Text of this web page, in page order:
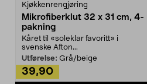
Kjøkkenrengjøring
Mikrofiberklut 32 x 31 cm, 4-
pakning
Kåret til «soleklar favoritt» i
svenske Afton...
Utførelse: Grå/beige
39,90